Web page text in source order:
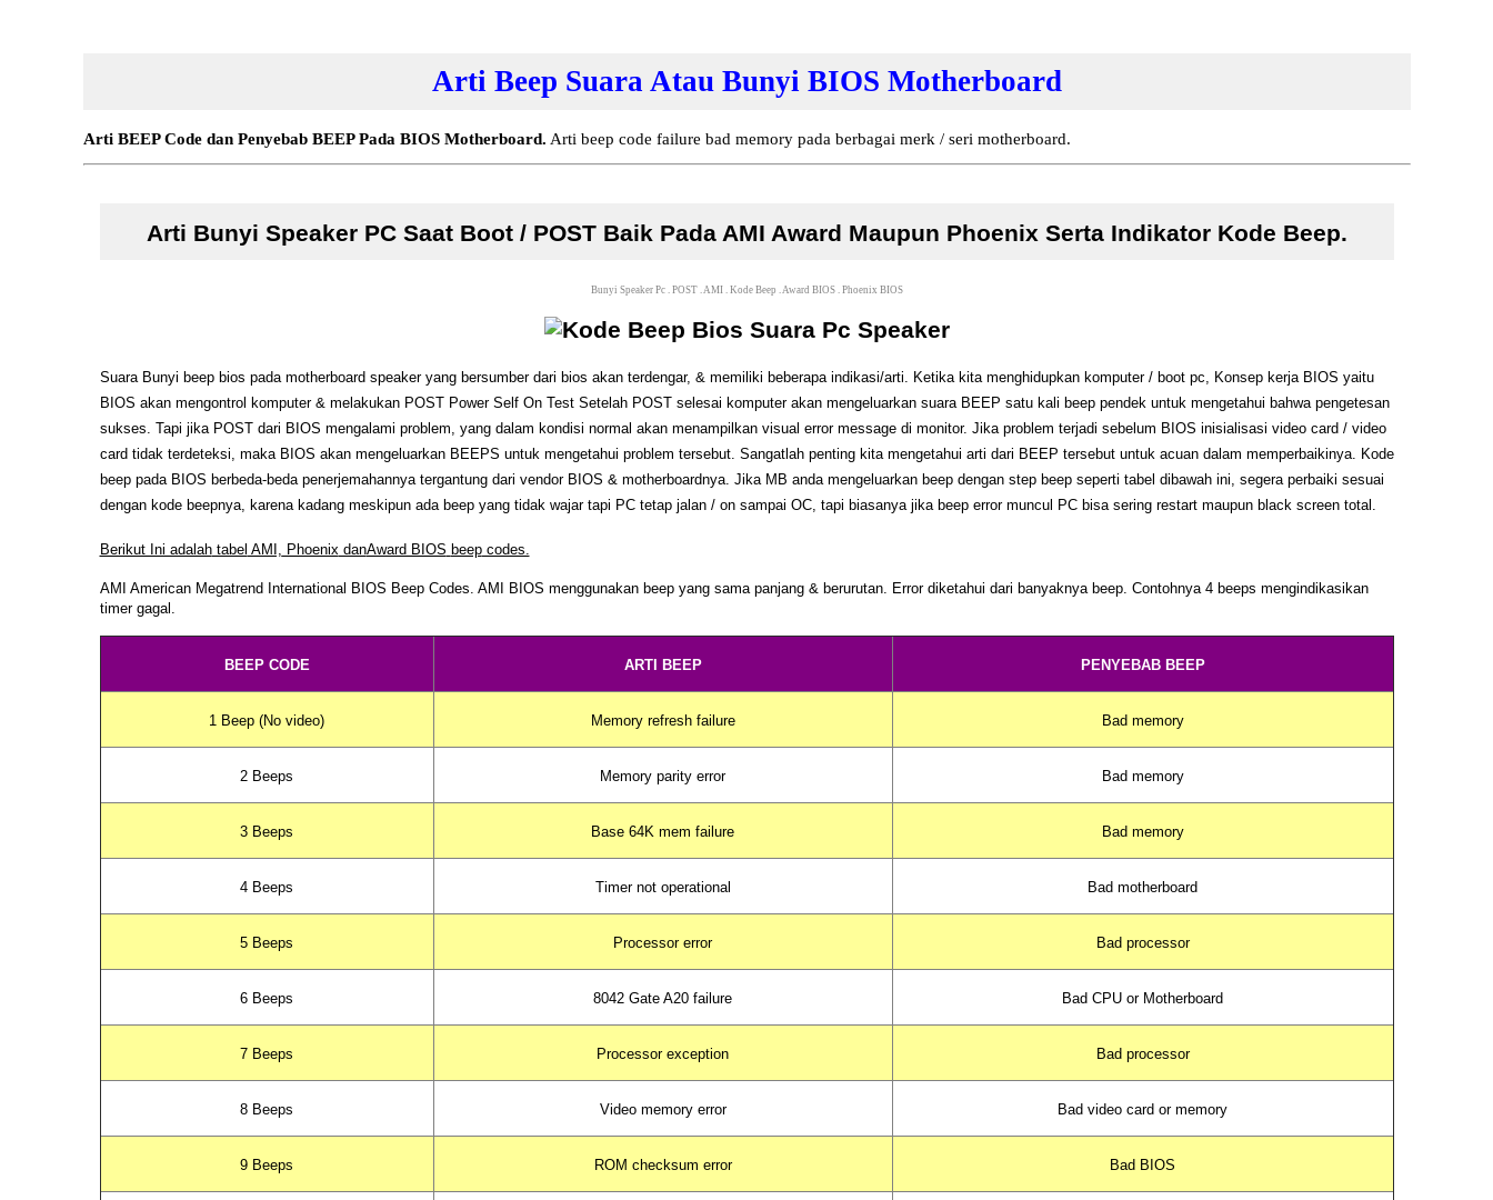
Arti Beep Suara Atau Bunyi BIOS Motherboard
Arti BEEP Code dan Penyebab BEEP Pada BIOS Motherboard. Arti beep code failure bad memory pada berbagai merk / seri motherboard.
Arti Bunyi Speaker PC Saat Boot / POST Baik Pada AMI Award Maupun Phoenix Serta Indikator Kode Beep.
Bunyi Speaker Pc. POST.AMI. Kode Beep .Award BIOS. Phoenix BIOS
Suara Bunyi beep bios pada motherboard speaker yang bersumber dari bios akan terdengar, & memiliki beberapa indikasi/arti. Ketika kita menghidupkan komputer / boot pc, Konsep kerja BIOS yaitu
BIOS akan mengontrol komputer & melakukan POST Power Self On TestSetelah POST selesai komputer akan mengeluarkan suara BEEP satu kali beeppendek untuk mengetahui bahwa pengetesan
sukses. Tapi jika POST dari BIOS mengalami problem, yang dalam kondisi normal akan menampilkan visual error messagedi monitor. Jika problem terjadi sebelum BIOS inisialisasi videocard / video
card tidak terdeteksi, maka BIOS akan mengeluarkan BEEPS untuk mengetahui problem tersebut. Sangatlah penting kita mengetahui arti dari BEEP tersebut untuk acuan dalam memperbaikinya. Kode
beeppada BIOS berbeda-beda penerjemahannya tergantung dari vendor BIOS & motherboardnya. Jika MB anda mengeluarkan beep dengan step beep seperti tabel dibawah ini, segera perbaiki sesuai
dengan kode beepnya, karena kadang meskipun ada beep yang tidak wajar tapi PC tetap jalan / on sampai OC, tapi biasanya jika beep error muncul PC bisa sering restart maupun black screentotal.
Berikut Ini adalahtabel AMI, Phoenix danAward BIOS beepcodes.
AMI American Megatrend International BIOS Beep Codes. AMI BIOS menggunakan beepyang sama panjang & berurutan. Error diketahui dari banyaknya beep. Contohnya 4 beeps mengindikasikan
timer gagal.
BEEP CODE ARTI BEEP PENYEBAB BEEP
1 Beep (No video) Memory refresh failure Bad memory
2 Beeps Memory parity error Bad memory
3 Beeps Base 64K mem failure Bad memory
4 Beeps Timer not operational Bad motherboard
5 Beeps Processor error Bad processor
6 Beeps 8042 Gate A20 failure Bad CPU or Motherboard
7 Beeps Processor exception Bad processor
8 Beeps Video memory error Bad video card or memory
9 Beeps ROM checksum error Bad BIOS